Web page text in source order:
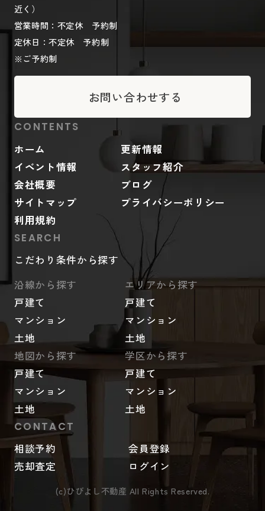
近く）
営業時間：不定休 予約制
定休日：不定休 予約制
※ご予約制
お問い合わせする
CONTENTS
ホーム
更新情報
イベント情報
スタッフ紹介
会社概要
ブログ
サイトマップ
プライバシーポリシー
利用規約
SEARCH
こだわり条件から探す
沿線から探す
戸建て
マンション
土地
エリアから探す
戸建て
マンション
土地
地図から探す
戸建て
マンション
土地
学区から探す
戸建て
マンション
土地
CONTACT
相談予約
会員登録
売却査定
ログイン
(c)ひびよし不動産 All Rights Reserved.